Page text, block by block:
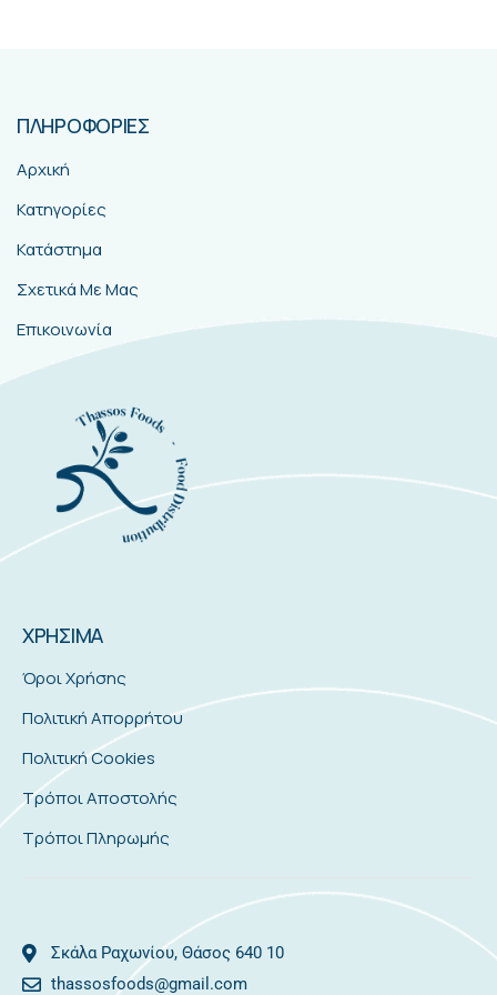
ΠΛΗΡΟΦΟΡΙΕΣ
Αρχική
Κατηγορίες
Κατάστημα
Σχετικά Με Μας
Επικοινωνία
ΧΡΗΣΙΜΑ
Όροι Χρήσης
Πολιτική Απορρήτου
Πολιτική Cookies
Τρόποι Αποστολής
Τρόποι Πληρωμής
Σκάλα Ραχωνίου, Θάσος 640 10
thassosfoods@gmail.com